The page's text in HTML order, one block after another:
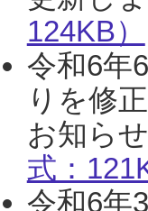
124KB）
令和6年
りを修
お知ら
式：
令和6年